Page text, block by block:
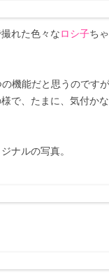
れた色々な ロシ子ち
機能だと思うのです
で、たまに、気付か
ナルの写真。